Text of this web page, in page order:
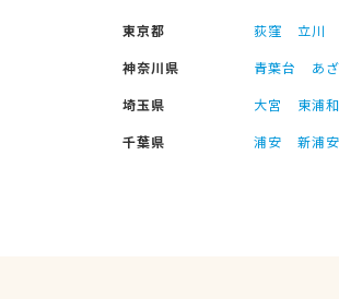
東京都 荻窪 立川
神奈川県
青葉台 あ
埼玉県
大宮 東浦和
千葉県
浦安 新浦安